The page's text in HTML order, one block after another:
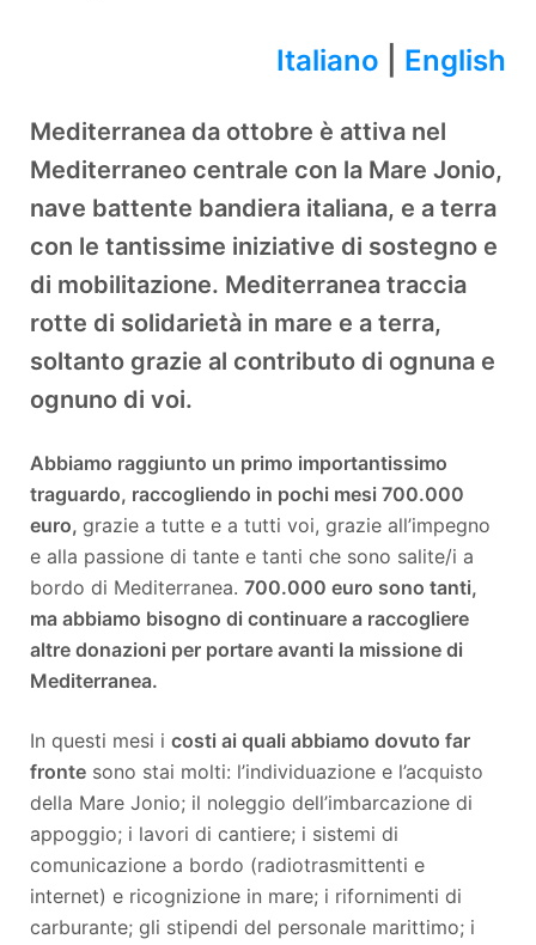
Italiano English
Mediterranea da ottobre è attiva nel
Mediterraneo centrale con la Mare Jonio,
nave battente bandiera italiana, e a terra
con le tantissime iniziative di sostegno e
di mobilitazione. Mediterranea traccia
rotte di solidarietà in mare e a terra,
soltanto grazie al contributo di ognuna e
ognuno di voi.
Abbiamo raggiunto un primo importantissimo
traguardo, raccogliendo in pochi mesi 700.000
euro, grazie a tutte e a tutti voi, grazie all’impegno
e alla passione di tante e tanti che sono salite/i a
bordo di Mediterranea. 700.000 euro sono tanti,
ma abbiamo bisogno di continuare a raccogliere
altre donazioni per portare avanti la missione di
Mediterranea.
In questi mesi i costi ai quali abbiamo dovuto far
fronte sono stai molti: l’individuazione e l’acquisto
della Mare Jonio; il noleggio dell’imbarcazione di
appoggio; i lavori di cantiere; i sistemi di
comunicazione a bordo (radiotrasmittenti e
internet) e ricognizione in mare; i rifornimenti di
carburante; gli stipendi del personale marittimo; i